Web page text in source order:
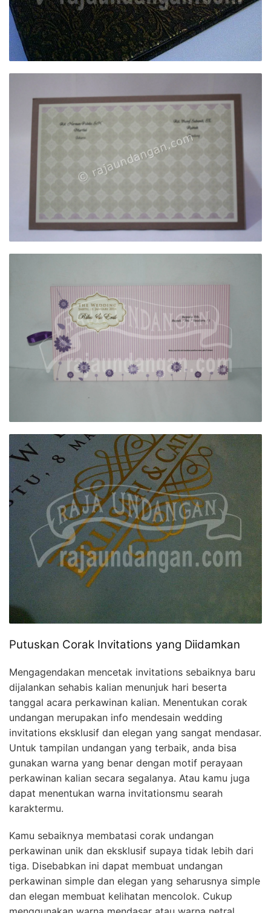
Putuskan Corak Invitations yang Diidamkan
Mengagendakan mencetak invitations sebaiknya baru
dijalankan sehabis kalian menunjuk hari beserta
tanggal acara perkawinan kalian. Menentukan corak
undangan merupakan info mendesain wedding
invitations eksklusif dan elegan yang sangat mendasar.
Untuk tampilan undangan yang terbaik, anda bisa
gunakan warna yang benar dengan motif perayaan
perkawinan kalian secara segalanya. Atau kamu juga
dapat menentukan warna invitationsmu searah
karaktermu.
Kamu sebaiknya membatasi corak undangan
perkawinan unik dan eksklusif supaya tidak lebih dari
tiga. Disebabkan ini dapat membuat undangan
perkawinan simple dan elegan yang seharusnya simple
dan elegan membuat kelihatan mencolok. Cukup